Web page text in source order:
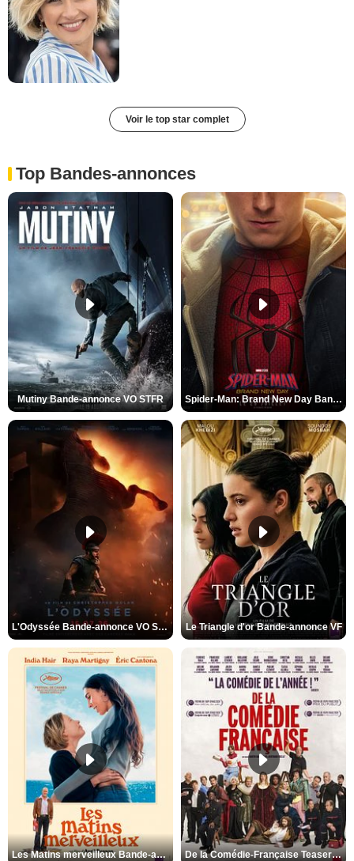
Voir le top star complet
Top Bandes-annonces
Mutiny Bande-annonce VO STFR Spider-Man: Brand New Day Bande-annonce VO STFR
L'Odyssée Bande-annonce VO STFR Le Triangle d'or Bande-annonce VF
Les Matins merveilleux Bande-annonce VF De la Comédie-Française Teaser VF